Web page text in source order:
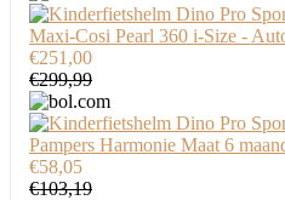
Maxi-Cosi Pearl 360 i-Size -
€251,00
€299,99
Pampers Harmonie Maat 6
€58,05
€103,19